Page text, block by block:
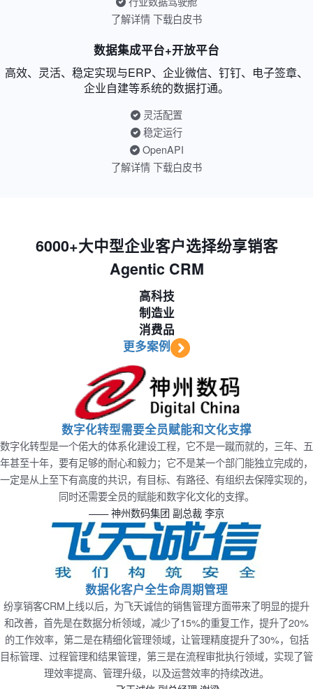
了解详情 下载白皮书
数据集成平台+开放平台
高效、灵活、稳定实现与ERP、企业微信、钉钉、电子签章、
企业自建等系统的数据打通。
灵活配置
稳定运行
OpenAPI
了解详情 下载白皮书
6000+大中型企业客户选择纷享销客
Agentic CRM
高科技
制造业
消费品
更多案例
数字化转型需要全员赋能和文化支撑
数字化转型是一个偌大的体系化建设工程，它不是一蹴而就的，三年、五
年甚至十年，要有足够的耐心和毅力；它不是某一个部门能独立完成的，
一定是从上至下有高度的共识，有目标、有路径、有组织去保障实现的，
同时还需要全员的赋能和数字化文化的支撑。
—— 神州数码集团 副总裁 李京
数据化客户全生命周期管理
纷享销客CRM上线以后，为飞天诚信的销售管理方面带来了明显的提升
和改善，首先是在数据分析领域，减少了15%的重复工作，提升了20%
的工作效率，第二是在精细化管理领域，让管理精度提升了30%，包括
目标管理、过程管理和结果管理，第三是在流程审批执行领域，实现了管
理效率提高、管理升级，以及运营效率的持续改进。